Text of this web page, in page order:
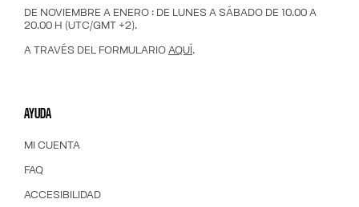
DE NOVIEMBRE A ENERO : DE LUNES A SÁBADO DE 10.00 A
20.00 H (UTC/GMT +2).
A TRAVÉS DEL FORMULARIO AQUÍ.
AYUDA
MI CUENTA
FAQ
ACCESIBILIDAD